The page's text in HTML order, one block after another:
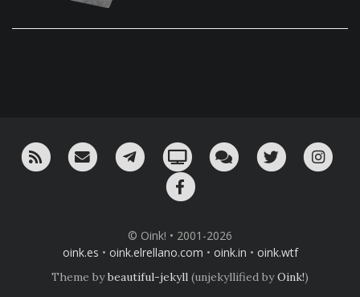
RSS ¡Mándame un email!¡Nuestro canal en Telegram!
Oink! TV Charla con nosotros
Twitter
© Oink! • 2001-2026
oink.es • oink.elrellano.com • oink.in • oink.wtf
Theme bybeautiful-jekyll (unjekyllified byOink!)